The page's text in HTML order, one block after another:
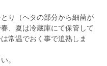
り（ヘタの部分から細菌が
、夏は冷蔵庫にて保管して
常温でおく事で追熟しま
。